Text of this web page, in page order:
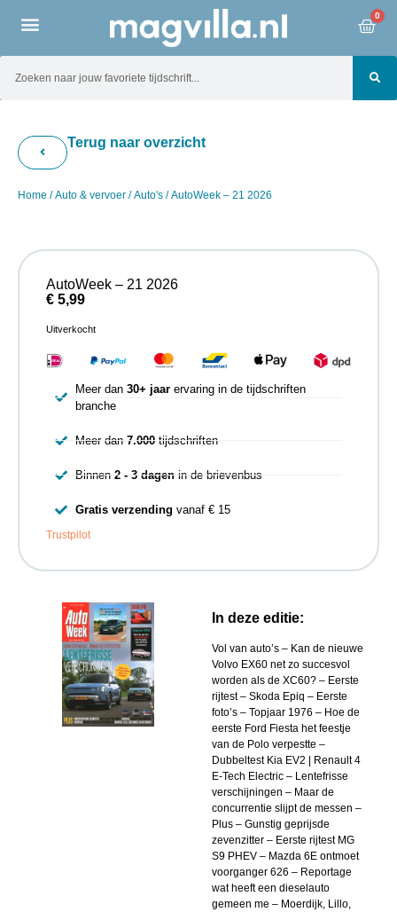
0
Terug naar overzicht
Home /Auto & vervoer /Auto's / AutoWeek – 21 2026
In deze editie:
Vol van auto’s – Kan de nieuwe
Volvo EX60 net zo succesvol
worden als de XC60? – Eerste
rijtest – Skoda Epiq – Eerste
foto’s – Topjaar 1976 – Hoe de
eerste Ford Fiesta het feestje
van de Polo verpestte –
Dubbeltest Kia EV2 | Renault 4
E-Tech Electric – Lentefrisse
verschijningen – Maar de
concurrentie slijpt de messen –
Plus – Gunstig geprijsde
zevenzitter – Eerste rijtest MG
S9 PHEV – Mazda 6E ontmoet
voorganger 626 – Reportage
wat heeft een dieselauto
gemeen me – Moerdijk, Lillo,
AutoWeek – 21 2026
€ 5,99
Uitverkocht
Meer dan 30+ jaarervaring in de tijdschriften
branche
Meer dan 7.000tijdschriften
Binnen 2 - 3 dagenin de brievenbus
Gratis verzending vanaf € 15
Trustpilot